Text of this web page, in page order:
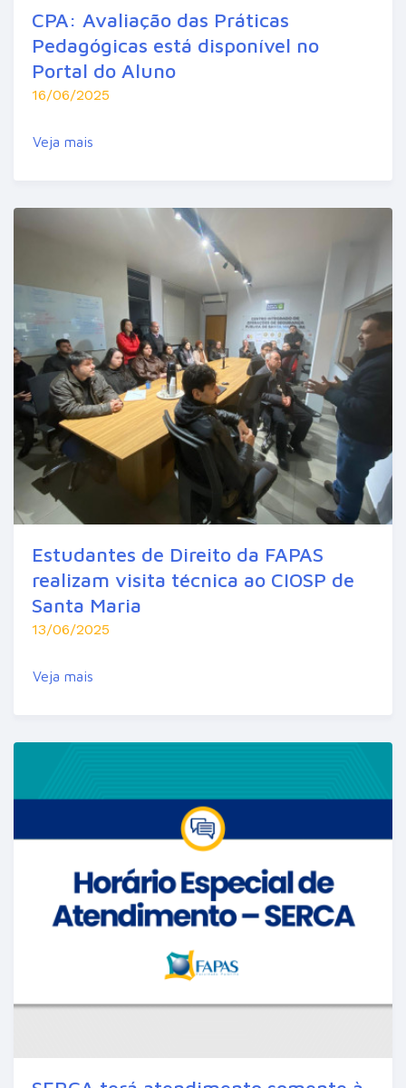
CPA: Avaliação das Práticas
Pedagógicas está disponível no
Portal do Aluno
16/06/2025
Veja mais
Estudantes de Direito da FAPAS
realizam visita técnica ao CIOSP de
Santa Maria
13/06/2025
Veja mais